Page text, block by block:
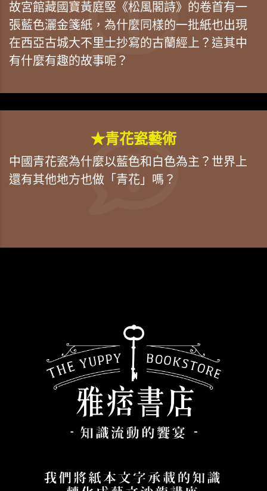
故宮館藏國寶黃庭堅《松風閣詩》的卷首有一
張藍色灑金箋紙，為什麼同樣的一批紙也出現
在西亞古城大不里士抄寫的古蘭經上？這其中
有什麼有趣的故事呢？
★青花瓷藝術
中國青花瓷為什麼以藍色和白色為主？世界上
還有其他地方也做「青花」嗎？